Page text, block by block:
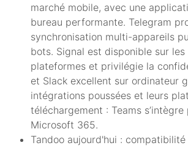
marché mobile, avec une
bureau performante. Telegram
synchronisation multi-appareils
bots. Signal est disponible sur
plateformes et privilégie la
et Slack excellent sur ordinateur
intégrations poussées et leurs
téléchargement : Teams
Microsoft 365.
Tandoo aujourd'hui :